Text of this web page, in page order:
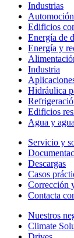
Industrias
Automoción
Edificios
Energía de
Energía y
Industria
Hidráulica
Edificios
Agua y
Servicio y
Descargas
Casos
Corrección
Contacta
Nuestros
Climate